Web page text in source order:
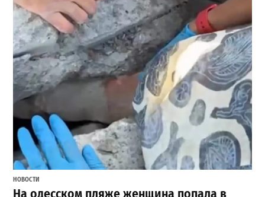
НОВОСТИ
На одесском пляже женщина попала в